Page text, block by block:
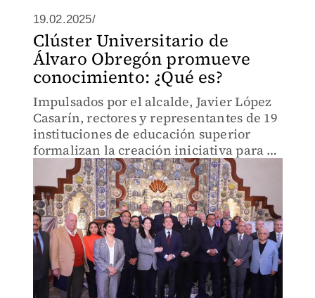
19.02.2025/
Clúster Universitario de
Álvaro Obregón promueve
conocimiento: ¿Qué es?
Impulsados por el alcalde, Javier López
Casarín, rectores y representantes de 19
instituciones de educación superior
formalizan la creación iniciativa para el
desarrollo académico universitario.